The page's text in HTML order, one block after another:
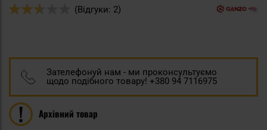
Оцінка:
(Відгуки: 2)
Зателефонуй нам - ми проконсультуємо
щодо подібного товару! +380 94 7116975
Архівний товар